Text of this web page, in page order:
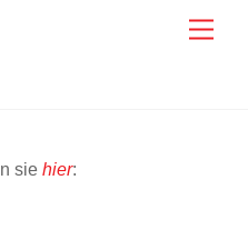
sie hier: